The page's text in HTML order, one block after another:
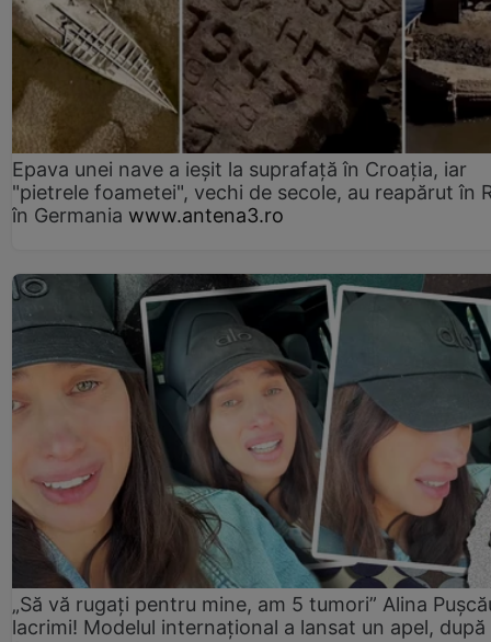
Epava unei nave a ieșit la suprafață în Croația, iar
"pietrele foametei", vechi de secole, au reapărut în
în Germania www.antena3.ro
„Să vă rugați pentru mine, am 5 tumori” Alina
lacrimi! Modelul internațional a lansat un apel, după